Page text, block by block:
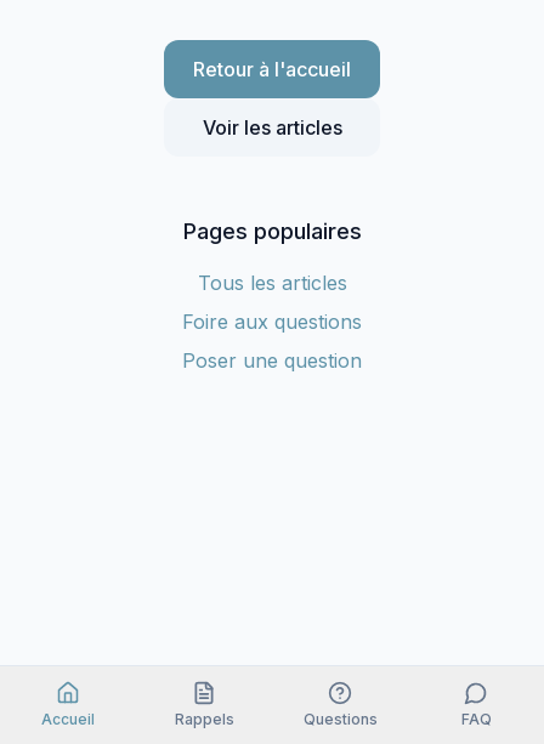
Retour à l'accueil
Voir les articles
Pages populaires
Tous les articles
Foire aux questions
Poser une question
Accueil Rappels Questions FAQ